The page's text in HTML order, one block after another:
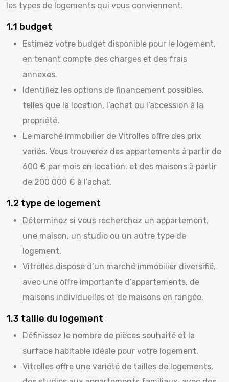
les types de logements qui vous conviennent.
1.1 budget
Estimez votre budget disponible pour le logement,
en tenant compte des charges et des frais
annexes.
Identifiez les options de financement possibles,
telles que la location, l’achat ou l’accession à la
propriété.
Le marché immobilier de Vitrolles offre des prix
variés. Vous trouverez des appartements à partir de
600 € par mois en location, et des maisons à partir
de 200 000 € à l’achat.
1.2 type de logement
Déterminez si vous recherchez un appartement,
une maison, un studio ou un autre type de
logement.
Vitrolles dispose d’un marché immobilier diversifié,
avec une offre importante d’appartements, de
maisons individuelles et de maisons en rangée.
1.3 taille du logement
Définissez le nombre de pièces souhaité et la
surface habitable idéale pour votre logement.
Vitrolles offre une variété de tailles de logements,